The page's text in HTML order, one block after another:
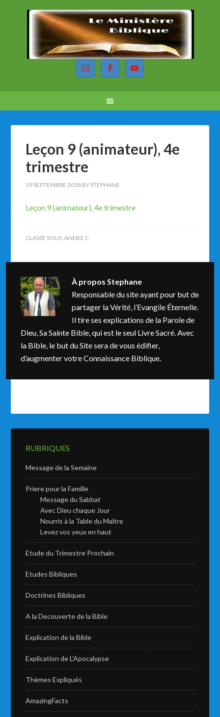
Leçon 9 (animateur), 4e
trimestre
19 SEPTEMBRE 2018 BY STEPHANE
Leçon 9 (animateur), 4e trimestre
CLASSÉ SOUS :ANNEE C
À proposStephane
Responsable du site ayant pour but de
partager la Vérité, l’Evangile Éternelle.
Il tire ses explications de la Parole de
Dieu, Sa Sainte Bible, qui est le seul Livre Sacré. Avec
la Bible, le but du Site sera de vous édifier,
d’augmenter votre Connaissance Biblique.
RUBRIQUES
Message de la Semaine
Priere pour la Famille
Message du Sabbat
Avec Dieu chaque Jour
Nourris à la Table du Maître
Levez vos yeux en haut
Etude du Trimestre Prochain
Etudes Bibliques
Doctrines Bibliques
A la Decouverte de la Bible
Explication de la Bible
Explication de L’Apocalypse
Thèmes Expliqués
AmazingFacts